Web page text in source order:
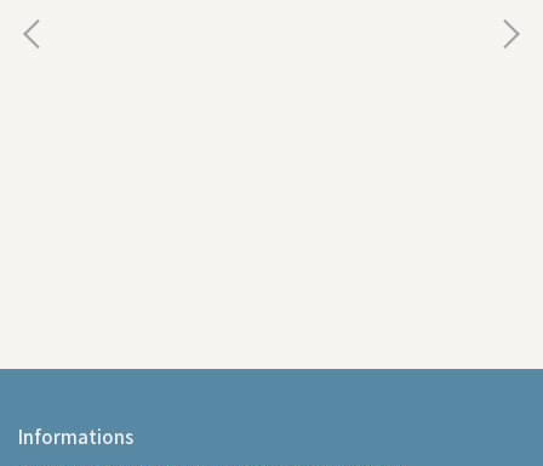
Informations